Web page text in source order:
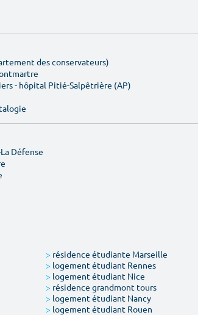
des conservateurs)
- hôpital Pitié-Salpêtrière (AP)
Défense
> résidence étudiante Marseille
> logement étudiant Rennes
> logement étudiant Nice
> résidence grandmont tours
> logement étudiant Nancy
> logement étudiant Rouen